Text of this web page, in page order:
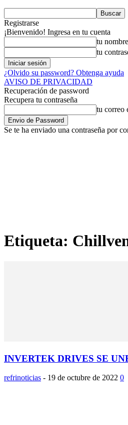
Registrarse
¡Bienvenido! Ingresa en tu cuenta
tu
tu
¿Olvido su password? Obtenga ayuda
AVISO DE PRIVACIDAD
Recuperación de password
Recupera tu contraseña
tu correo
Se te ha enviado una contraseña por
Etiqueta:
INVERTEK DRIVES SE
refrinoticias - 19 de octubre de 2022 0